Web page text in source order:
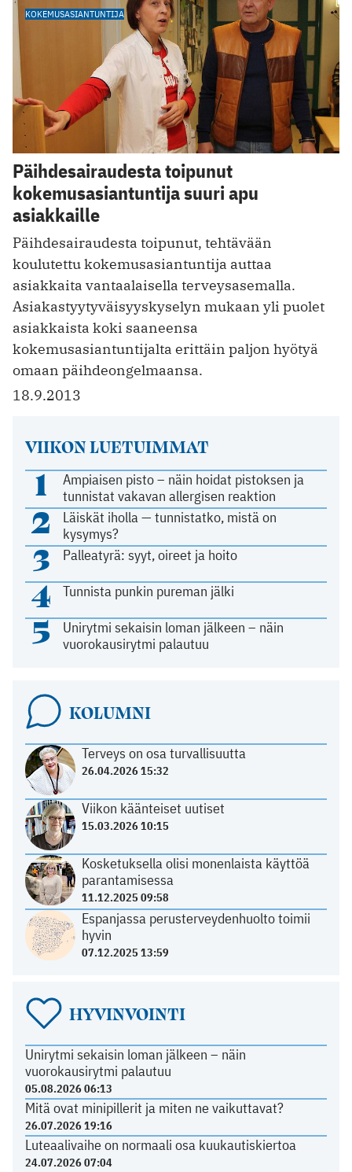
KOKEMUSASIANTUNTIJA
Päihdesairaudesta toipunut
kokemusasiantuntija suuri apu
asiakkaille
Päihdesairaudesta toipunut, tehtävään
koulutettu kokemusasiantuntija auttaa
asiakkaita vantaalaisella terveysasemalla.
Asiakastyytyväisyyskyselyn mukaan yli puolet
asiakkaista koki saaneensa
kokemusasiantuntijalta erittäin paljon hyötyä
omaan päihdeongelmaansa.
18.9.2013
VIIKON LUETUIMMAT
1
Ampiaisen pisto – näin hoidat pistoksen ja
tunnistat vakavan allergisen reaktion
2
Läiskät iholla — tunnistatko, mistä on
kysymys?
3 Palleatyrä: syyt, oireet ja hoito
4 Tunnista punkin pureman jälki
5
Unirytmi sekaisin loman jälkeen – näin
vuorokausirytmi palautuu
KOLUMNI
Terveys on osa turvallisuutta
26.04.2026 15:32
Viikon käänteiset uutiset
15.03.2026 10:15
Kosketuksella olisi monenlaista käyttöä
parantamisessa
11.12.2025 09:58
Espanjassa perusterveydenhuolto toimii
hyvin
07.12.2025 13:59
HYVINVOINTI
Unirytmi sekaisin loman jälkeen – näin
vuorokausirytmi palautuu
05.08.2026 06:13
Mitä ovat minipillerit ja miten ne vaikuttavat?
26.07.2026 19:16
Luteaalivaihe on normaali osa kuukautiskiertoa
24.07.2026 07:04